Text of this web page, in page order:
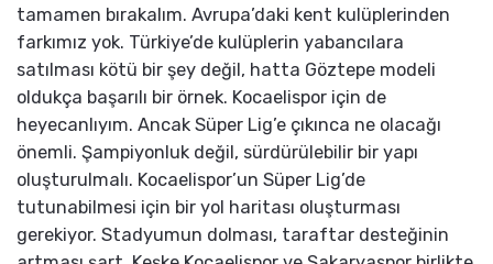
tamamen bırakalım. Avrupa’daki kent kulüplerinden
farkımız yok. Türkiye’de kulüplerin yabancılara
satılması kötü bir şey değil, hatta Göztepe modeli
oldukça başarılı bir örnek. Kocaelispor için de
heyecanlıyım. Ancak Süper Lig’e çıkınca ne olacağı
önemli. Şampiyonluk değil, sürdürülebilir bir yapı
oluşturulmalı. Kocaelispor’un Süper Lig’de
tutunabilmesi için bir yol haritası oluşturması
gerekiyor. Stadyumun dolması, taraftar desteğinin